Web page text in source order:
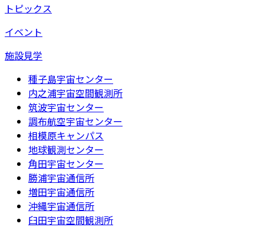
トピックス
イベント
施設見学
種子島宇宙センター
内之浦宇宙空間観測所
筑波宇宙センター
調布航空宇宙センター
相模原キャンパス
地球観測センター
角田宇宙センター
勝浦宇宙通信所
増田宇宙通信所
沖縄宇宙通信所
臼田宇宙空間観測所